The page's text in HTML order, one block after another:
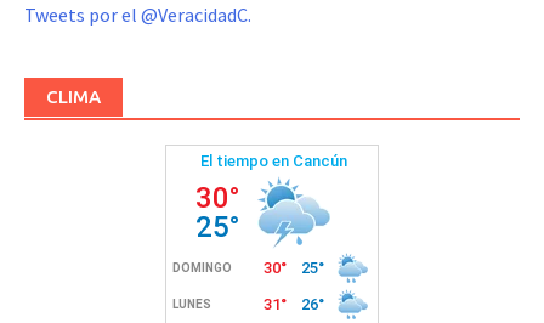
Tweets por el @VeracidadC.
CLIMA